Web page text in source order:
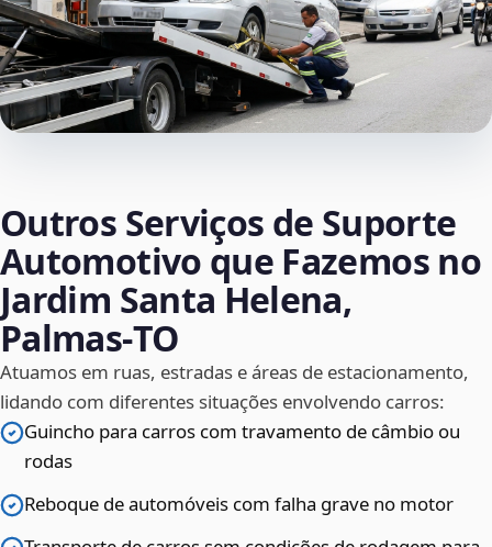
Outros Serviços de Suporte
Automotivo que Fazemos no
Jardim Santa Helena,
Palmas‑TO
Atuamos em ruas, estradas e áreas de estacionamento,
lidando com diferentes situações envolvendo carros:
Guincho para carros com travamento de câmbio ou
rodas
Reboque de automóveis com falha grave no motor